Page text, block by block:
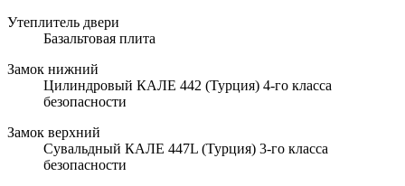
Утеплитель двери
Базальтовая плита
Замок нижний
Цилиндровый КАЛЕ 442 (Турция) 4-го класса
безопасности
Замок верхний
Сувальдный КАЛЕ 447L (Турция) 3-го класса
безопасности